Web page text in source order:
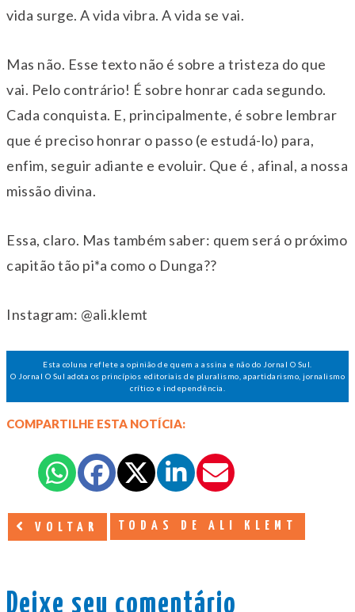
vida surge. A vida vibra. A vida se vai.
Mas não. Esse texto não é sobre a tristeza do que
vai. Pelo contrário! É sobre honrar cada segundo.
Cada conquista. E, principalmente, é sobre lembrar
que é preciso honrar o passo (e estudá-lo) para,
enfim, seguir adiante e evoluir. Que é , afinal, a nossa
missão divina.
Essa, claro. Mas também saber: quem será o próximo
capitão tão pi*a como o Dunga??
Instagram: @ali.klemt
Esta coluna reflete a opinião de quem a assina e não do Jornal O Sul.
O Jornal O Sul adota os princípios editoriais de pluralismo, apartidarismo, jornalismo
crítico e independência.
COMPARTILHE ESTA NOTÍCIA:
VOLTAR TODAS DE ALI KLEMT
Deixe seu comentário